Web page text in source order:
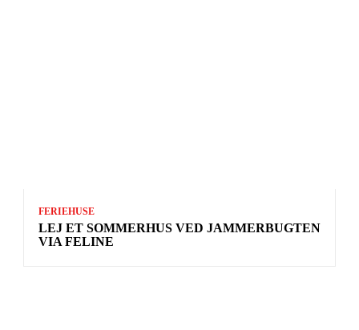
FERIEHUSE
LEJ ET SOMMERHUS VED JAMMERBUGTEN
VIA FELINE